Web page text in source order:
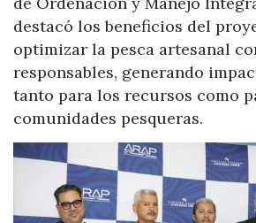
destacó los beneficios del
optimizar la pesca artesanal
responsables, generando
tanto para los recursos como
comunidades pesqueras.